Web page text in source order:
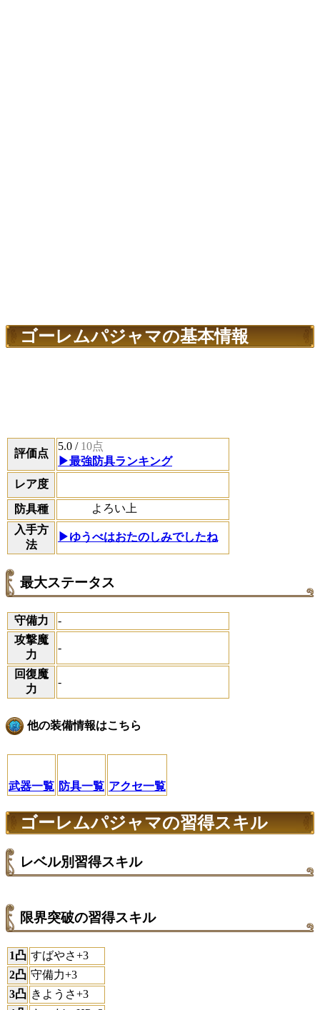
ゴーレムパジャマの基本情報
評価点
5.0 / 10点
▶最強防具ランキング
レア度
防具種
よろい上
入手方
法
▶ゆうべはおたのしみでしたね
最大ステータス
守備力
-
攻撃魔
力
-
回復魔
力
-
他の装備情報はこちら
武器一覧 防具一覧 アクセ一覧
ゴーレムパジャマの習得スキル
レベル別習得スキル
限界突破の習得スキル
1凸 すばやさ+3
2凸 守備力+3
3凸 きようさ+3